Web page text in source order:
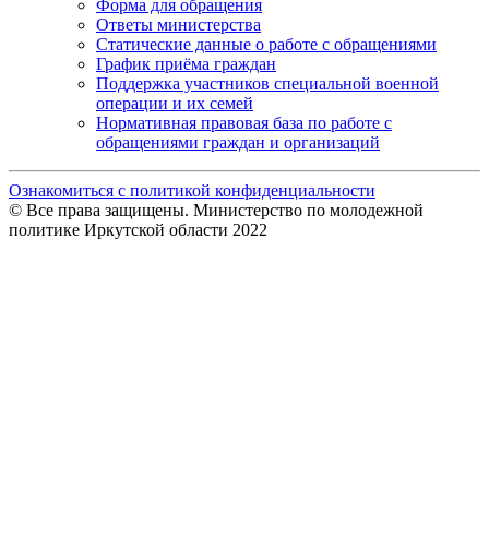
Форма для обращения
Ответы министерства
Статические данные о работе с обращениями
График приёма граждан
Поддержка участников специальной военной
операции и их семей
Нормативная правовая база по работе с
обращениями граждан и организаций
Ознакомиться с политикой конфиденциальности
© Все права защищены. Министерство по молодежной
политике Иркутской области 2022